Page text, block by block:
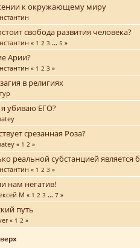
к окружающему миру
свобода развития человека?
« 1 2 3 ... 5 »
Арии?
« 1 2 3 »
в религиях
убиваю ЕГО?
срезанная Роза?
« 1 2 »
реальной субстанцией является
« 1 2 3 »
нам негатив!
М « 1 2 3 ... 7 »
путь
« 1 2 »